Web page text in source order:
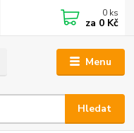
Menu
Hledat
0 ks
za 0 Kč